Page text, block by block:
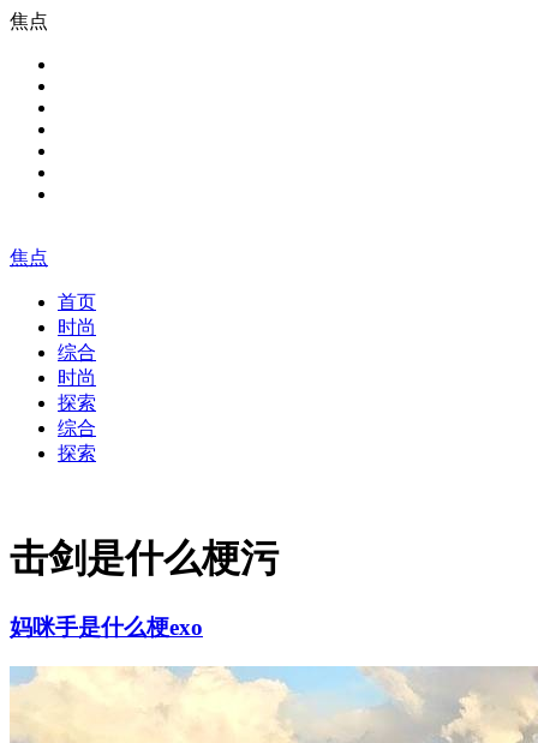
焦点
焦点
首页
时尚
综合
时尚
探索
综合
探索
击剑是什么梗污
妈咪手是什么梗exo